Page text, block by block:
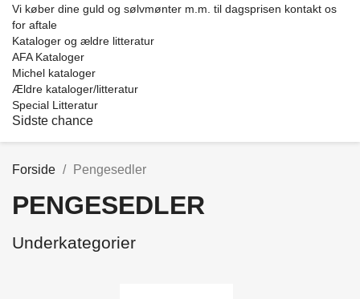
Vi køber dine guld og sølvmønter m.m. til dagsprisen kontakt os
for aftale
Kataloger og ældre litteratur
AFA Kataloger
Michel kataloger
Ældre kataloger/litteratur
Special Litteratur
Sidste chance
Forside Pengesedler
PENGESEDLER
Underkategorier